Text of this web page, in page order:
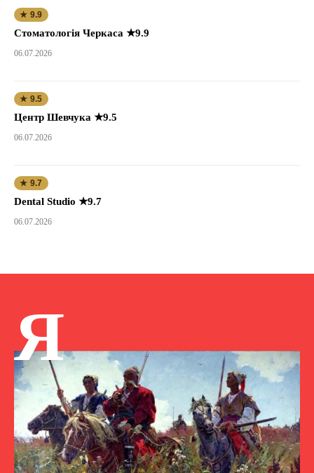
★ 9.9
Стоматологія Черкаса ★9.9
06.07.2026
★ 9.5
Центр Шевчука ★9.5
06.07.2026
★ 9.7
Dental Studio ★9.7
06.07.2026
Я